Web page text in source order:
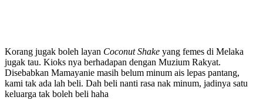
Korang jugak boleh layan Coconut Shake yang femes di Melaka
jugak tau. Kioks nya berhadapan dengan Muzium Rakyat.
Disebabkan Mamayanie masih belum minum ais lepas pantang,
kami tak ada lah beli. Dah beli nanti rasa nak minum, jadinya satu
keluarga tak boleh beli haha